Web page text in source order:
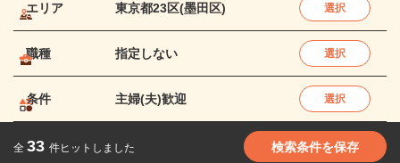
エリア 東京都23区(墨田区) 選択
職種 指定しない 選択
条件 主婦(夫)歓迎 選択
全 33 件ヒットしました 検索条件を保存